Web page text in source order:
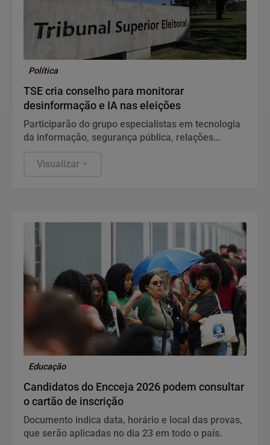
Política
TSE cria conselho para monitorar
desinformação e IA nas eleições
Participarão do grupo especialistas em tecnologia
da informação, segurança pública, relações
não foram escolhidos pelo TSE.
Visualizar
Educação
Candidatos do Encceja 2026 podem consultar
o cartão de inscrição
Documento indica data, horário e local das provas,
que serão aplicadas no dia 23 em todo o país.